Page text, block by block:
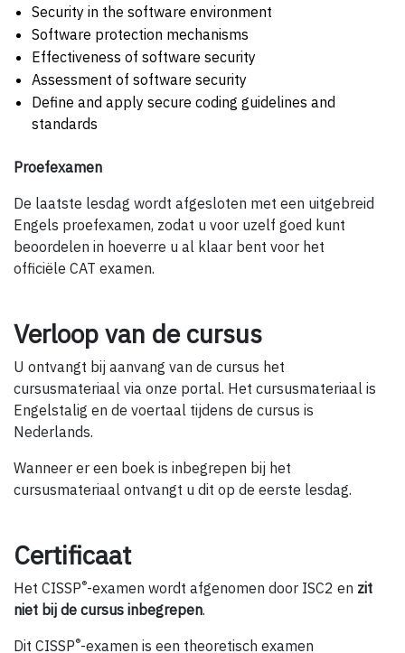
Security in the software environment
Software protection mechanisms
Effectiveness of software security
Assessment of software security
Define and apply secure coding guidelines and
standards
Proefexamen
De laatste lesdag wordt afgesloten met een uitgebreid
Engels proefexamen, zodat u voor uzelf goed kunt
beoordelen in hoeverre u al klaar bent voor het
officiële CAT examen.
Verloop van de cursus
U ontvangt bij aanvang van de cursus het
cursusmateriaal via onze portal. Het cursusmateriaal is
Engelstalig en de voertaal tijdens de cursus is
Nederlands.
Wanneer er een boek is inbegrepen bij het
cursusmateriaal ontvangt u dit op de eerste lesdag.
Certificaat
Het CISSP®-examen wordt afgenomen door ISC2 en zit
niet bij de cursus inbegrepen.
Dit CISSP®-examen is een theoretisch examen